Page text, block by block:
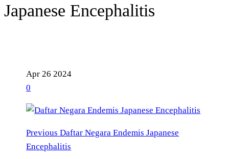
Japanese Encephalitis
Apr 26 2024
0
Navigasi
pos
Previous
Post
Previous Daftar Negara Endemis Japanese
Encephalitis